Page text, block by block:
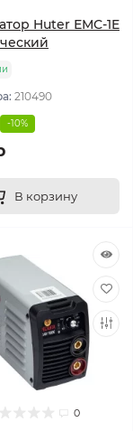
Huter ЕМС-1E
210490
-10%
В корзину
0